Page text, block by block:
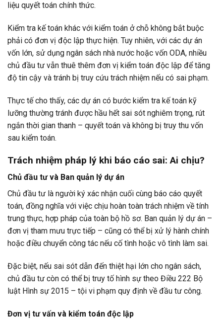
liệu quyết toán chính thức.
Kiểm tra kế toán khác với kiểm toán ở chỗ không bắt buộc
phải có đơn vị độc lập thực hiện. Tuy nhiên, với các dự án
vốn lớn, sử dụng ngân sách nhà nước hoặc vốn ODA, nhiều
chủ đầu tư vẫn thuê thêm đơn vị kiểm toán độc lập để tăng
độ tin cậy và tránh bị truy cứu trách nhiệm nếu có sai phạm.
Thực tế cho thấy, các dự án có bước kiểm tra kế toán kỹ
lưỡng thường tránh được hầu hết sai sót nghiêm trọng, rút
ngắn thời gian thanh – quyết toán và không bị truy thu vốn
sau kiểm toán.
Trách nhiệm pháp lý khi báo cáo sai: Ai chịu?
Chủ đầu tư và Ban quản lý dự án
Chủ đầu tư là người ký xác nhận cuối cùng báo cáo quyết
toán, đồng nghĩa với việc chịu hoàn toàn trách nhiệm về tính
trung thực, hợp pháp của toàn bộ hồ sơ. Ban quản lý dự án –
đơn vị tham mưu trực tiếp – cũng có thể bị xử lý hành chính
hoặc điều chuyển công tác nếu cố tình hoặc vô tình làm sai.
Đặc biệt, nếu sai sót dẫn đến thiệt hại lớn cho ngân sách,
chủ đầu tư còn có thể bị truy tố hình sự theo Điều 222 Bộ
luật Hình sự 2015 – tội vi phạm quy định về đầu tư công.
Đơn vị tư vấn và kiểm toán độc lập